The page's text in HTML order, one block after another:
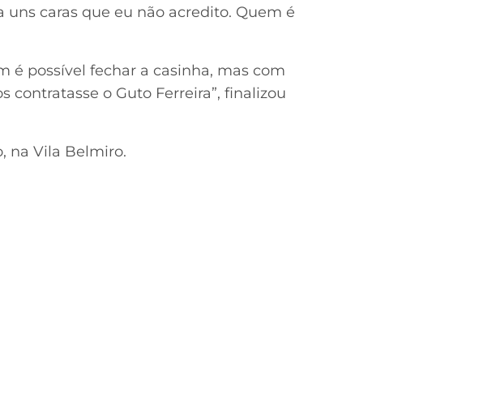
caras que eu não acredito. Quem é
é possível fechar a casinha, mas com
contratasse o Guto Ferreira”, finalizou
na Vila Belmiro.